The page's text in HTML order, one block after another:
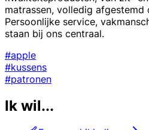
matrassen, volledig afgestemd
Persoonlijke service,
staan bij ons centraal.
#apple
#kussens
#patronen
Ik wil...